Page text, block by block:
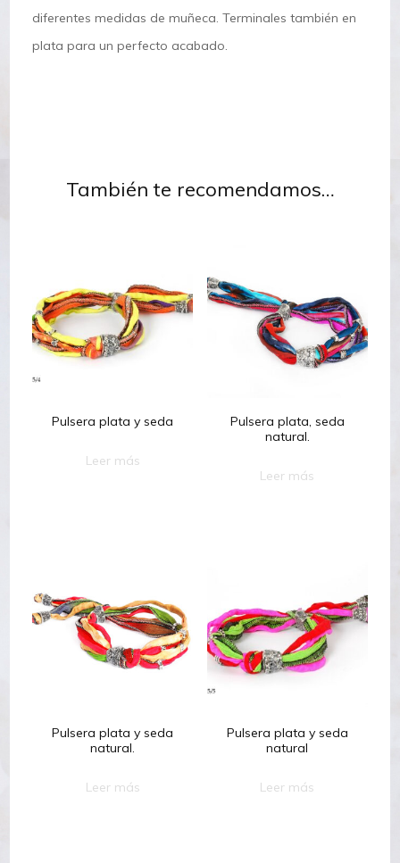
diferentes medidas de muñeca. Terminales también en
plata para un perfecto acabado.
También te recomendamos…
Pulsera plata y seda
Leer más
Pulsera plata, seda
natural.
Leer más
Pulsera plata y seda
natural.
Leer más
Pulsera plata y seda
natural
Leer más